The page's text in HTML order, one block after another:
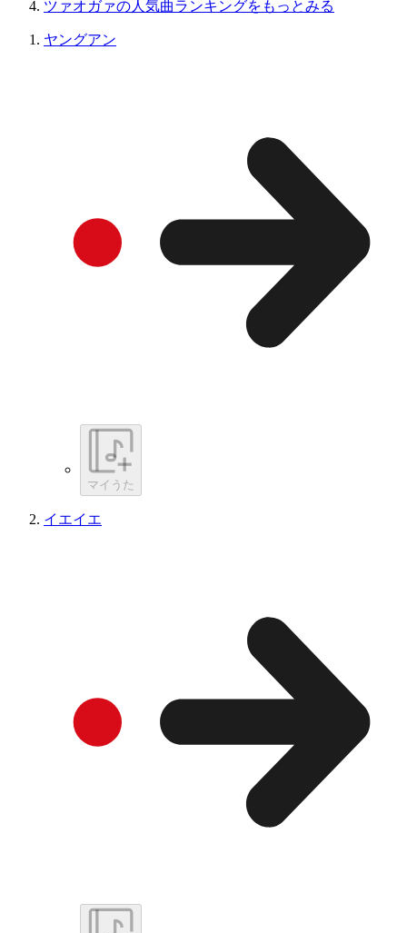
ツァオガァの人気曲ランキングをもっとみる
ヤングアン
マイうた
イエイエ